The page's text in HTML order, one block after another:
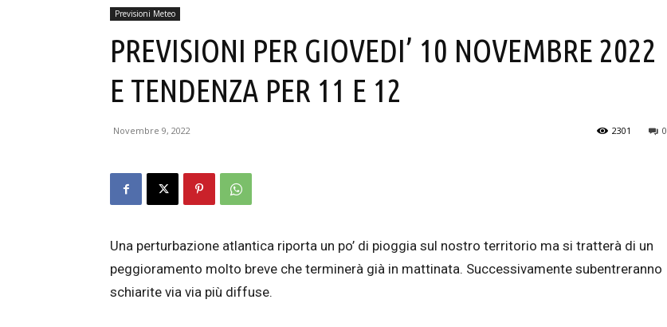
Previsioni Meteo
PREVISIONI PER GIOVEDI’ 10 NOVEMBRE 2022
E TENDENZA PER 11 E 12
Novembre 9, 2022 0
2301
Una perturbazione atlantica riporta un po’ di pioggia sul nostro territorio ma si tratterà di un
peggioramento molto breve che terminerà già in mattinata. Successivamente subentreranno
schiarite via via più diffuse.